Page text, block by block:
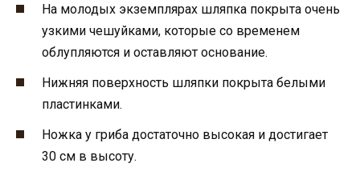
На молодых экземплярах шляпка покрыта очень
узкими чешуйками, которые со временем
облупляются и оставляют основание.
Нижняя поверхность шляпки покрыта белыми
пластинками.
Ножка у гриба достаточно высокая и достигает
30 см в высоту.